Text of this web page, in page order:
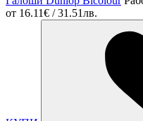
от 16.11€ / 31.51лв.